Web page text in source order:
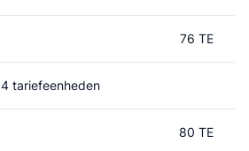
76 TE
4 tariefeenheden
80 TE